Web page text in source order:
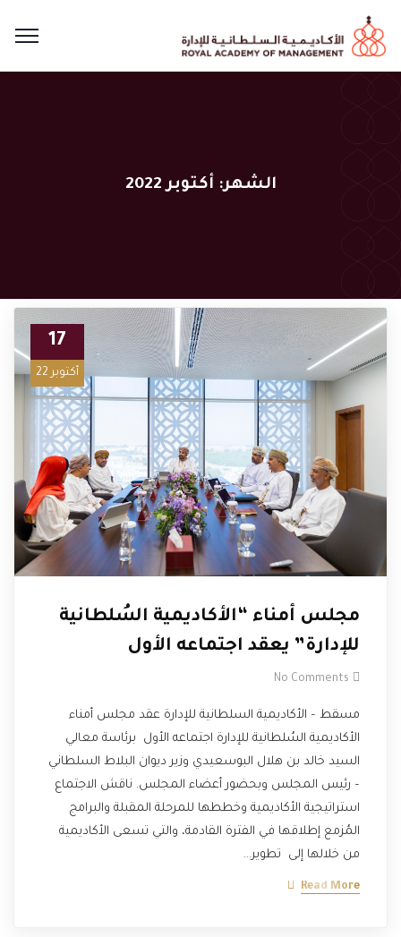
الشهر: أكتوبر 2022
17
أكتوبر 22
مجلس أمناء “الأكاديمية السُلطانية
للإدارة” يعقد اجتماعه الأول
No Comments
مسقط – الأكاديمية السلطانية للإدارة عقد مجلس أمناء
الأكاديمية السُلطانية للإدارة اجتماعه الأول برئاسة معالي
السيد خالد بن هلال البوسعيدي وزير ديوان البلاط السلطاني
– رئيس المجلس وبحضور أعضاء المجلس. ناقش الاجتماع
استراتيجية الأكاديمية وخططها للمرحلة المقبلة والبرامج
المُزمع إطلاقها في الفترة القادمة، والتي تسعى الأكاديمية
من خلالها إلى تطوير…
Read More